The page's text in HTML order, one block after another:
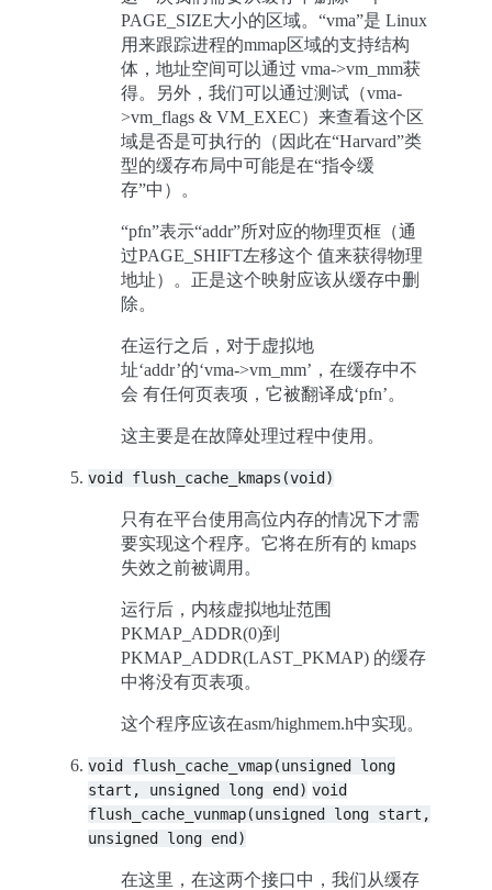
PAGE_SIZE大小的区域。“vma”是 Linux
用来跟踪进程的mmap区域的支持结构
体，地址空间可以通过 vma->vm_mm获
得。另外，我们可以通过测试（vma-
>vm_flags & VM_EXEC）来查看这个区
域是否是可执行的（因此在“Harvard”类
型的缓存布局中可能是在“指令缓
存”中）。
“pfn”表示“addr”所对应的物理页框（通
过PAGE_SHIFT左移这个 值来获得物理
地址）。正是这个映射应该从缓存中删
除。
在运行之后，对于虚拟地
址‘addr’的‘vma->vm_mm’，在缓存中不
会 有任何页表项，它被翻译成‘pfn’。
这主要是在故障处理过程中使用。
void flush_cache_kmaps(void)
只有在平台使用高位内存的情况下才需
要实现这个程序。它将在所有的 kmaps
失效之前被调用。
运行后，内核虚拟地址范围
PKMAP_ADDR(0)到
PKMAP_ADDR(LAST_PKMAP) 的缓存
中将没有页表项。
这个程序应该在asm/highmem.h中实现。
void flush_cache_vmap(unsigned
long
start,
unsigned long end) void
flush_cache_vunmap(unsigned
long start,
unsigned
long end)
在这里，在这两个接口中，我们从缓存